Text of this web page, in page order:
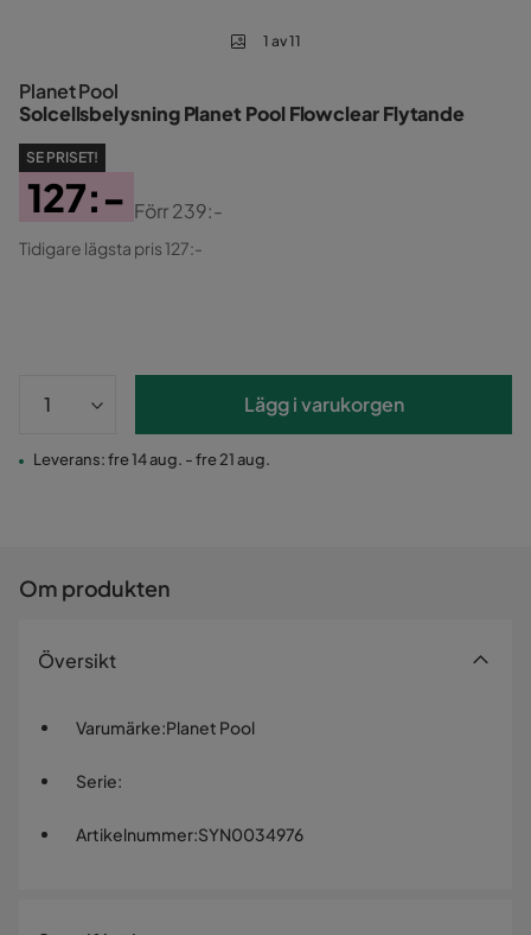
1 av 11
Planet Pool
Solcellsbelysning Planet Pool Flowclear Flytande
SE PRISET!
Pris
127:-
Original
Förr239:-
Tidigare lägsta pris 127:-
Lägg i varukorgen
Leverans: fre 14 aug. - fre 21 aug.
Om produkten
Översikt
Varumärke:Planet Pool
Serie:
Artikelnummer:SYN0034976